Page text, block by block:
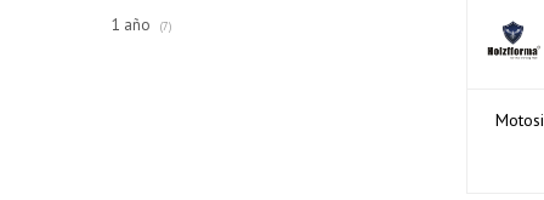
1 año (7)